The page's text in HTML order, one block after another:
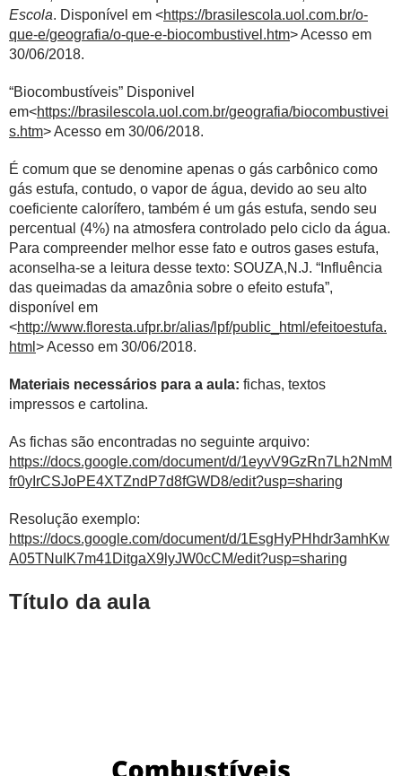
Escola. Disponível em <https://brasilescola.uol.com.br/o-
que-e/geografia/o-que-e-biocombustivel.htm> Acesso em
30/06/2018.
“Biocombustíveis” Disponivel
em<https://brasilescola.uol.com.br/geografia/biocombustivei
s.htm> Acesso em 30/06/2018.
É comum que se denomine apenas o gás carbônico como
gás estufa, contudo, o vapor de água, devido ao seu alto
coeficiente calorífero, também é um gás estufa, sendo seu
percentual (4%) na atmosfera controlado pelo ciclo da água.
Para compreender melhor esse fato e outros gases estufa,
aconselha-se a leitura desse texto: SOUZA,N.J. “Influência
das queimadas da amazônia sobre o efeito estufa”,
disponível em
<http://www.floresta.ufpr.br/alias/lpf/public_html/efeitoestufa.
html > Acesso em 30/06/2018.
Materiais necessários para a aula: fichas, textos
impressos e cartolina.
As fichas são encontradas no seguinte arquivo:
https://docs.google.com/document/d/1eyvV9GzRn7Lh2NmM
fr0yIrCSJoPE4XTZndP7d8fGWD8/edit?usp=sharing
Resolução exemplo:
https://docs.google.com/document/d/1EsgHyPHhdr3amhKw
A05TNuIK7m41DitgaX9lyJW0cCM/edit?usp=sharing
Título da aula